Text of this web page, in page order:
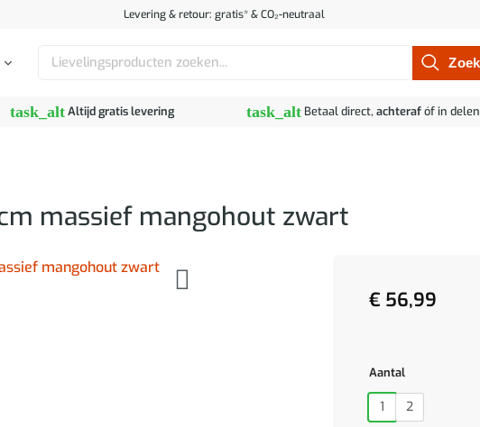
Levering & retour: gratis* & CO₂-neutraal
Zoeken
task_altAltijd gratis levering task_alt Betaal direct, achterafóf in delen
massief mangohout zwart
€ 56,99
Aantal
1
2